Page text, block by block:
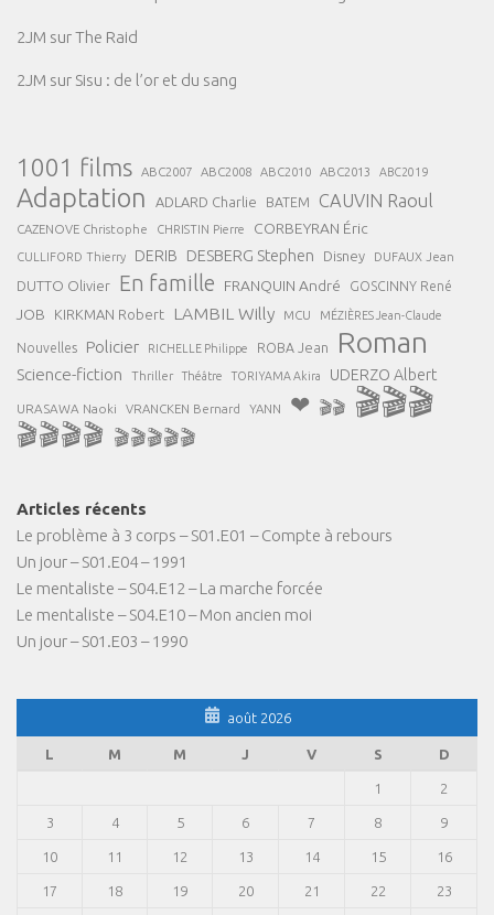
2JM surThe Raid
2JM sur Sisu : de l’or et du sang
1001 films ABC2007 ABC2008 ABC2010 ABC2013 ABC2019
Adaptation ADLARD Charlie BATEM CAUVIN Raoul
CAZENOVE Christophe CHRISTIN Pierre CORBEYRAN Éric
CULLIFORD Thierry DERIB DESBERG Stephen Disney DUFAUX Jean
DUTTO Olivier En famille FRANQUIN André GOSCINNY René
JOB KIRKMAN Robert LAMBIL Willy MCU MÉZIÈRES Jean-Claude
Nouvelles Policier RICHELLE Philippe ROBA Jean Roman
Science-fiction Thriller Théâtre TORIYAMA Akira UDERZO Albert
URASAWA Naoki VRANCKEN Bernard YANN ❤ 🎬🎬 🎬🎬🎬
🎬🎬🎬🎬 🎬🎬🎬🎬🎬
Articles récents
Le problème à 3 corps – S01.E01 – Compte à rebours
Un jour – S01.E04 – 1991
Le mentaliste – S04.E12 – La marche forcée
Le mentaliste – S04.E10 – Mon ancien moi
Un jour – S01.E03 – 1990
août 2026
L M M J V S D
1 2
3 4 5 6 7 8 9
10 11 12 13 14 15 16
17 18 19 20 21 22 23